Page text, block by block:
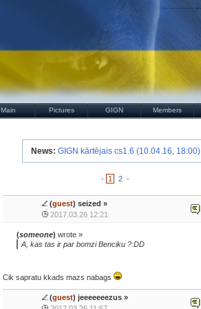
Main Pictures GIGN Members
News: GIGN kārtējais cs1.6 (10.04.16, 18:00)
- 1 2 -
(guest) seized »
2017.03.26 12:21
(someone) wrote »
A, kas tas ir par bomzi Benciku ?:DD
Cik sapratu kkads mazs nabags
(guest) jeeeeeeezus »